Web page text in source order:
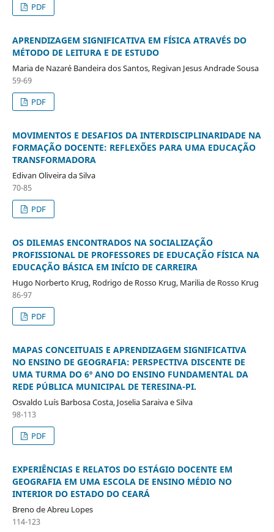
PDF
APRENDIZAGEM SIGNIFICATIVA EM FÍSICA ATRAVÉS DO
MÉTODO DE LEITURA E DE ESTUDO
Maria de Nazaré Bandeira dos Santos, Regivan Jesus Andrade Sousa
59-69
PDF
MOVIMENTOS E DESAFIOS DA INTERDISCIPLINARIDADE NA
FORMAÇÃO DOCENTE: REFLEXÕES PARA UMA EDUCAÇÃO
TRANSFORMADORA
Edivan Oliveira da Silva
70-85
PDF
OS DILEMAS ENCONTRADOS NA SOCIALIZAÇÃO
PROFISSIONAL DE PROFESSORES DE EDUCAÇÃO FÍSICA NA
EDUCAÇÃO BÁSICA EM INÍCIO DE CARREIRA
Hugo Norberto Krug, Rodrigo de Rosso Krug, Marilia de Rosso Krug
86-97
PDF
MAPAS CONCEITUAIS E APRENDIZAGEM SIGNIFICATIVA
NO ENSINO DE GEOGRAFIA: PERSPECTIVA DISCENTE DE
UMA TURMA DO 6º ANO DO ENSINO FUNDAMENTAL DA
REDE PÚBLICA MUNICIPAL DE TERESINA-PI.
Osvaldo Luís Barbosa Costa, Joselia Saraiva e Silva
98-113
PDF
EXPERIÊNCIAS E RELATOS DO ESTÁGIO DOCENTE EM
GEOGRAFIA EM UMA ESCOLA DE ENSINO MÉDIO NO
INTERIOR DO ESTADO DO CEARÁ
Breno de Abreu Lopes
114-123